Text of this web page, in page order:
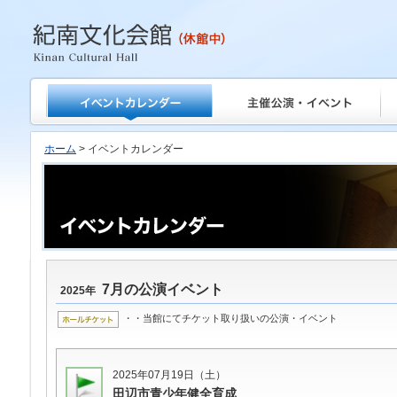
紀南文化会館
ホーム > イベントカレンダー
2025年 7月の公演イベント
・・当館にてチケット取り扱いの公演・イベント
2025年07月19日（土）
田辺市青少年健全育成